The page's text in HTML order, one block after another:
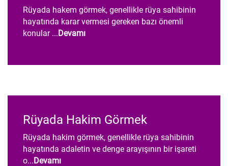
Rüyada hakem görmek, genellikle rüya sahibinin
hayatında karar vermesi gereken bazı önemli
konular ...Devamı
Rüyada Hakim Görmek
Rüyada hakim görmek, genellikle rüya sahibinin
hayatında adaletin ve denge arayışının bir işareti
o...Devamı